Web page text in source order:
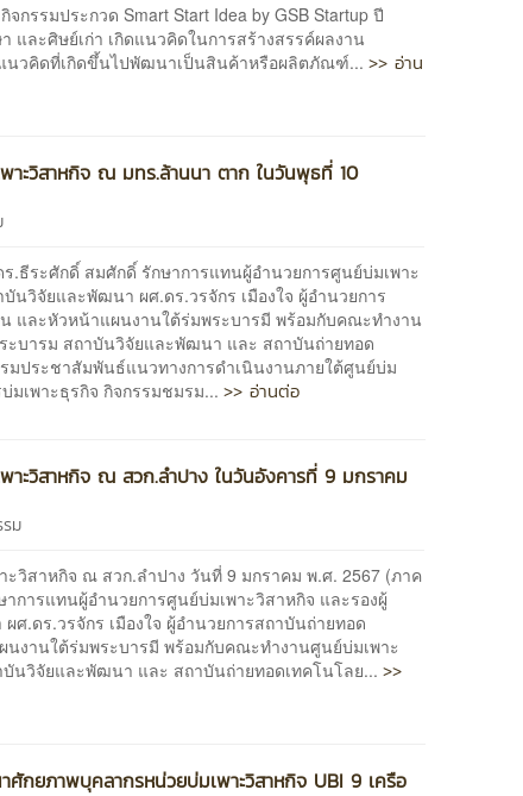
กรรมประกวด Smart Start Idea by GSB Startup ปี
ละศิษย์เก่า เกิดแนวคิดในการสร้างสรรค์ผลงาน
นวคิดที่เกิดขึ้นไปพัฒนาเป็นสินค้าหรือผลิตภัณฑ์...>> อ่าน
าะวิสาหกิจ ณ มทร.ล้านนา ตาก ในวันพุธที่ 10
.ธีระศักดิ์ สมศักดิ์ รักษาการแทนผู้อำนวยการศูนย์บ่มเพาะ
นวิจัยและพัฒนา ผศ.ดร.วรจักร เมืองใจ ผู้อำนวยการ
และหัวหน้าแผนงานใต้ร่มพระบารมี พร้อมกับคณะทำงาน
ะบารม สถาบันวิจัยและพัฒนา และ สถาบันถ่ายทอด
มประชาสัมพันธ์แนวทางการดำเนินงานภายใต้ศูนย์บ่ม
มเพาะธุรกิจ กิจกรรมชมรม...>> อ่านต่อ
าะวิสาหกิจ ณ สวก.ลำปาง ในวันอังคารที่ 9 มกราคม
ม
วิสาหกิจ ณ สวก.ลำปาง วันที่ 9 มกราคม พ.ศ. 2567 (ภาค
การแทนผู้อำนวยการศูนย์บ่มเพาะวิสาหกิจ และรองผู้
.ดร.วรจักร เมืองใจ ผู้อำนวยการสถาบันถ่ายทอด
งานใต้ร่มพระบารมี พร้อมกับคณะทำงานศูนย์บ่มเพาะ
บันวิจัยและพัฒนา และ สถาบันถ่ายทอดเทคโนโลย...>>
กยภาพบุคลากรหน่วยบ่มเพาะวิสาหกิจ UBI 9 เครือ